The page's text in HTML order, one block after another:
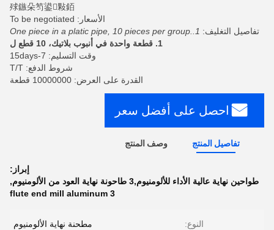
殏鏃朵笉鍙敤銆
الأسعار: To be negotiated
تفاصيل التغليف: 1.One piece in a platic pipe, 10 pieces per group.
1. قطعة واحدة في أنبوب بلاتيك، 10 قطع ل
وقت التسليم: 7-15days
شروط الدفع: T/T
القدرة على العرض: 10000000 قطعة
احصل على أفضل سعر
تفاصيل المنتج وصف المنتج
إبراز:
طواحين نهاية عالية الأداء للألومنيوم,3 طاحونة نهاية العود من الألومنيوم
,
3 flute end mill aluminum
النوع: مطحنة نهاية الألومنيوم